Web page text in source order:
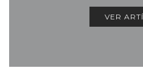
VER